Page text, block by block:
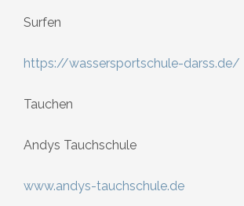
Surfen
https://wassersportschule-darss.de/
Tauchen
Andys Tauchschule
www.andys-tauchschule.de